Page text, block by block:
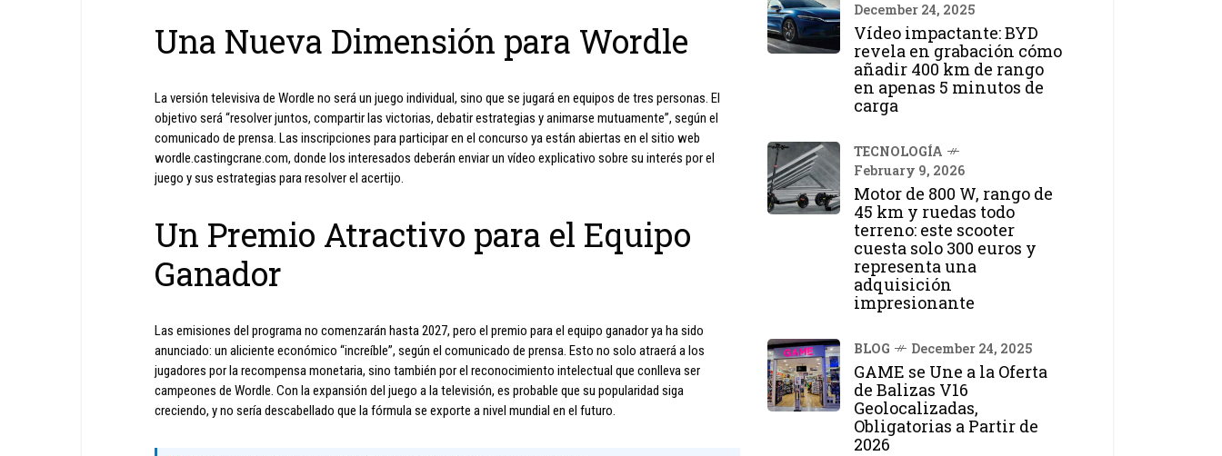
Una Nueva Dimensión para Wordle
La versión televisiva de Wordle no será un juego individual, sino que se jugará en equipos de tres personas. El
objetivo será “resolver juntos, compartir las victorias, debatir estrategias y animarse mutuamente”, según el
comunicado de prensa. Las inscripciones para participar en el concurso ya están abiertas en el sitio web
wordle.castingcrane.com, donde los interesados deberán enviar un vídeo explicativo sobre su interés por el
juego y sus estrategias para resolver el acertijo.
Un Premio Atractivo para el Equipo
Ganador
Las emisiones del programa no comenzarán hasta 2027, pero el premio para el equipo ganador ya ha sido
anunciado: un aliciente económico “increíble”, según el comunicado de prensa. Esto no solo atraerá a los
jugadores por la recompensa monetaria, sino también por el reconocimiento intelectual que conlleva ser
campeones de Wordle. Con la expansión del juego a la televisión, es probable que su popularidad siga
creciendo, y no sería descabellado que la fórmula se exporte a nivel mundial en el futuro.
December 24, 2025
Vídeo impactante: BYD
revela en grabación cómo
añadir 400 km de rango
en apenas 5 minutos de
carga
TECNOLOGÍA
February 9, 2026
Motor de 800 W, rango de
45 km y ruedas todo
terreno: este scooter
cuesta solo 300 euros y
representa una
adquisición
impresionante
BLOG December 24, 2025
GAME se Une a la Oferta
de Balizas V16
Geolocalizadas,
Obligatorias a Partir de
2026